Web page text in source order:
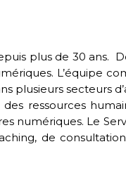
plus de 30 ans.
L’équipe
plusieurs secteurs
ressources
numériques. Le
de